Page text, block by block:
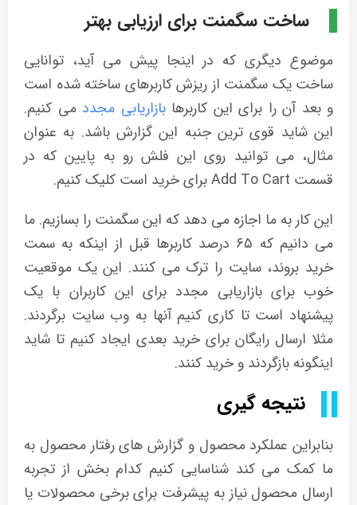
ساخت سگمنت برای ارزیابی بهتر
موضوع دیگری که در اینجا پیش می آید، توانایی
ساخت یک سگمنت از ریزش کاربرهای ساخته شده است
و بعد آن را برای این کاربرهابازاریابی مجدد می کنیم.
این شاید قوی ترین جنبه این گزارش باشد. به عنوان
مثال، می توانید روی این فلش رو به پایین که در
قسمت Add To Cart برای خرید است کلیک کنیم.
این کار به ما اجازه می دهد که این سگمنت را بسازیم. ما
می دانیم که ۶۵ درصد کاربرها قبل از اینکه به سمت
خرید بروند، سایت را ترک می کنند. این یک موقعیت
خوب برای بازاریابی مجدد برای این کاربران با یک
پیشنهاد است تا کاری کنیم آنها به وب سایت برگردند.
مثلا ارسال رایگان برای خرید بعدی ایجاد کنیم تا شاید
اینگونه بازگردند و خرید کنند.
نتیجه گیری
بنابراین عملکرد محصول و گزارش های رفتار محصول به
ما کمک می کند شناسایی کنیم کدام بخش از تجربه
ارسال محصول نیاز به پیشرفت برای برخی محصولات یا